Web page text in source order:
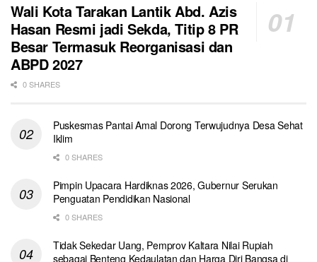
Wali Kota Tarakan Lantik Abd. Azis
Hasan Resmi jadi Sekda, Titip 8 PR
Besar Termasuk Reorganisasi dan
ABPD 2027
0 SHARES
Puskesmas Pantai Amal Dorong Terwujudnya Desa Sehat
Iklim
0 SHARES
Pimpin Upacara Hardiknas 2026, Gubernur Serukan
Penguatan Pendidikan Nasional
0 SHARES
Tidak Sekedar Uang, Pemprov Kaltara Nilai Rupiah
sebagai Benteng Kedaulatan dan Harga Diri Bangsa di